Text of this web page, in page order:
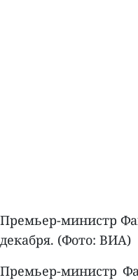
Премьер-министр
декабря. (Фото: ВИА)
Премьер-министр